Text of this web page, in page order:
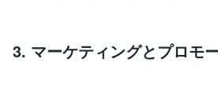
3. マーケティングとプロモ